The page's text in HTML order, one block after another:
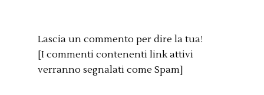
Lascia un commento per dire la tua!
[I commenti contenenti link attivi
verranno segnalati come Spam]